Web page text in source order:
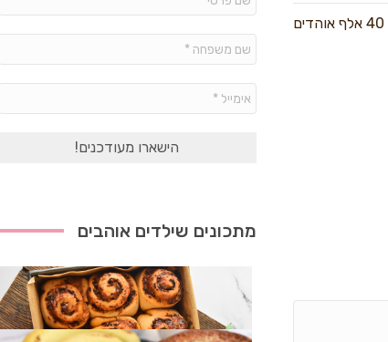
מתכונים שילדים אוהבים